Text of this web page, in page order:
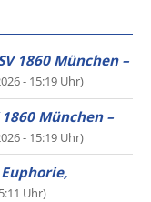
1860 München –
- 15:19 Uhr)
München –
- 15:19 Uhr)
Uhr)